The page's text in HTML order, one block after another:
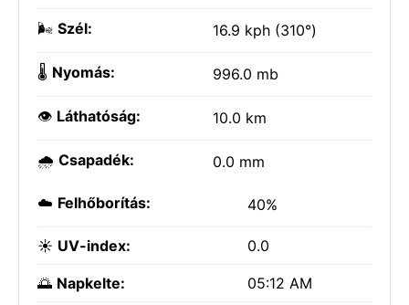
🌬️ Szél: 16.9 kph (310°)
🌡️ Nyomás: 996.0 mb
👁️ Láthatóság: 10.0 km
🌧️ Csapadék: 0.0 mm
☁️ Felhőborítás: 40%
☀️ UV-index: 0.0
🌅 Napkelte: 05:12 AM